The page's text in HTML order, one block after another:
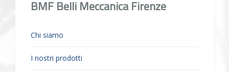
BMF Belli Meccanica Firenze
Chi siamo
I nostri prodotti